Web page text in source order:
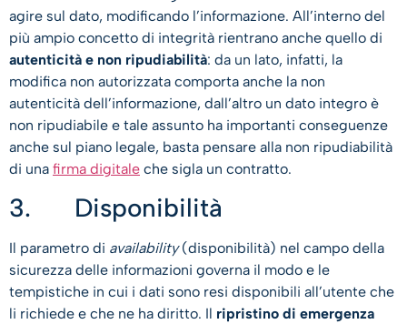
agire sul dato, modificando l’informazione. All’interno del
più ampio concetto di integrità rientrano anche quello di
autenticità e non ripudiabilità: da un lato, infatti, la
modifica non autorizzata comporta anche la non
autenticità dell’informazione, dall’altro un dato integro è
non ripudiabile e tale assunto ha importanti conseguenze
anche sul piano legale, basta pensare alla non ripudiabilità
di una firma digitale che sigla un contratto.
3. Disponibilità
Il parametro di availability(disponibilità) nel campo della
sicurezza delle informazioni governa il modo e le
tempistiche in cui i dati sono resi disponibili all’utente che
li richiede e che ne ha diritto. Il ripristino di emergenza